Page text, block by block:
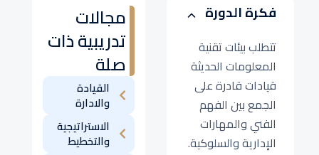
مجالات
تدريبية ذات
صلة
القيادة
والادارة
الاستراتيجية
والتخطيط
فكرة الدورة
تتطلب بيئات تقنية
المعلومات الحديثة
قيادات قادرة على
الجمع بين الفهم
الفني والمهارات
الإدارية والسلوكية.